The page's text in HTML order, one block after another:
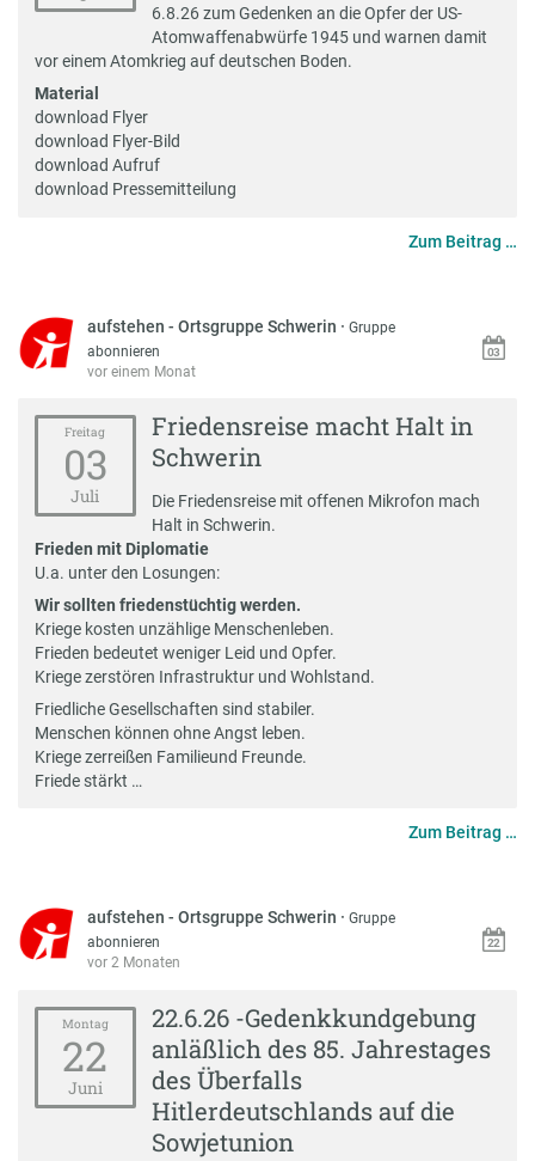
6.8.26 zum Gedenken an die Opfer der US-
Atomwaffenabwürfe 1945 und warnen damit
vor einem Atomkrieg auf deutschen Boden.
Material
download Flyer
download Flyer-Bild
download Aufruf
download Pressemitteilung
Zum Beitrag …
aufstehen - Ortsgruppe Schwerin ·Gruppe
abonnieren
vor einem Monat
Freitag
03
Juli
Friedensreise macht Halt in
Schwerin
Die Friedensreise mit offenen Mikrofon mach
Halt in Schwerin.
Frieden mit Diplomatie
U.a. unter den Losungen:
Wir sollten friedenstüchtig werden.
Kriege kosten unzählige Menschenleben.
Frieden bedeutet weniger Leid und Opfer.
Kriege zerstören Infrastruktur und Wohlstand.
Friedliche Gesellschaften sind stabiler.
Menschen können ohne Angst leben.
Kriege zerreißen Familieund Freunde.
Friede stärkt …
Zum Beitrag …
aufstehen - Ortsgruppe Schwerin ·Gruppe
abonnieren
vor 2 Monaten
Montag
22
Juni
22.6.26 -Gedenkkundgebung
anläßlich des 85. Jahrestages
des Überfalls
Hitlerdeutschlands auf die
Sowjetunion